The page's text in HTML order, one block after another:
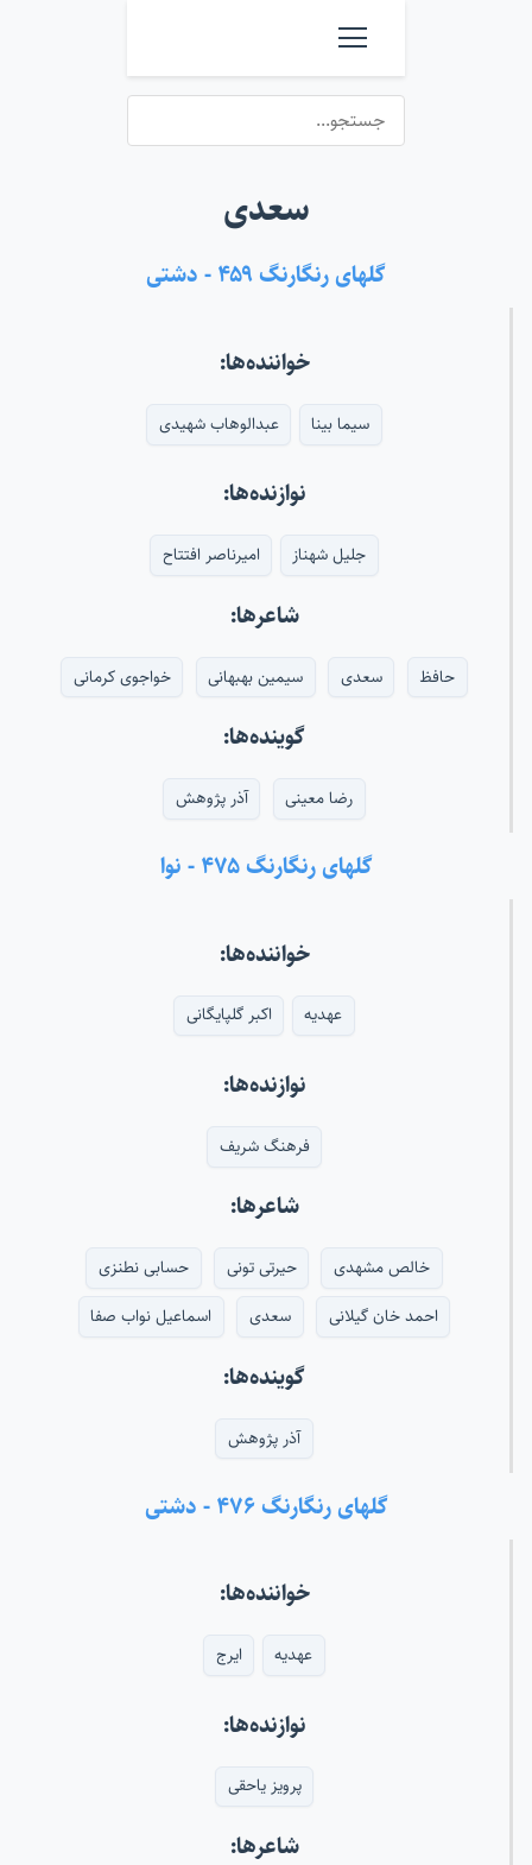
سعدی
گلهای رنگارنگ ۴۵۹ - دشتی
خواننده‌ها:
سیما بینا عبدالوهاب شهیدی
نوازنده‌ها:
جلیل شهناز امیرناصر افتتاح
شاعرها:
حافظ سعدی سیمین بهبهانی خواجوی کرمانی
گوینده‌ها:
رضا معینی آذر پژوهش
گلهای رنگارنگ ۴۷۵ - نوا
خواننده‌ها:
عهدیه اکبر گلپایگانی
نوازنده‌ها:
فرهنگ شریف
شاعرها:
خالص مشهدی حیرتی تونی
حسابی نطنزی
احمد خان گیلانی
سعدی اسماعیل نواب صفا
گوینده‌ها:
آذر پژوهش
گلهای رنگارنگ ۴۷۶ - دشتی
خواننده‌ها:
عهدیه ایرج
نوازنده‌ها:
پرویز یاحقی
شاعرها: